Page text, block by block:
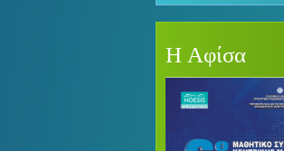
Η Αφίσα